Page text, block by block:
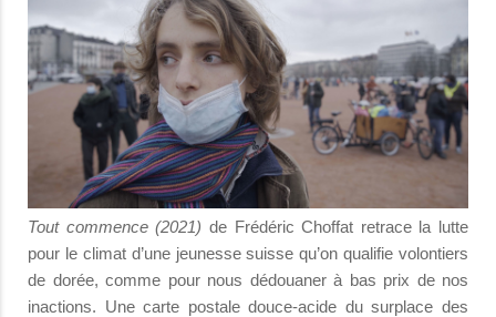
Tout commence (2021) de Frédéric Choffat retrace la lutte
pour le climat d’une jeunesse suisse qu’on qualifie volontiers
de dorée, comme pour nous dédouaner à bas prix de nos
inactions. Une carte postale douce-acide du surplace des